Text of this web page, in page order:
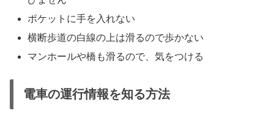
ポケットに手を入れない
横断歩道の白線の上は滑るので歩かない
マンホールや橋も滑るので、気をつける
電車の運行情報を知る方法